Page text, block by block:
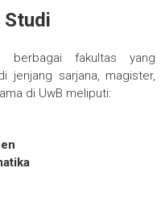
Studi
berbagai fakultas yang
jenjang sarjana, magister,
di UwB meliputi: